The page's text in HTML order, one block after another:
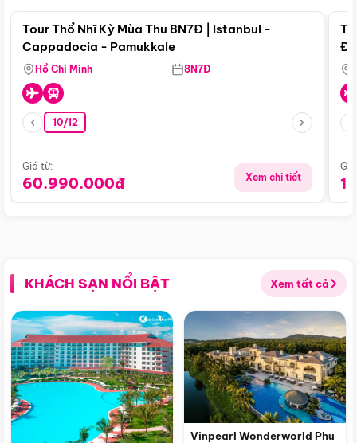
Tour Thổ Nhĩ Kỳ Mùa Thu 8N7Đ | Istanbul -
Cappadocia - Pamukkale
Hồ Chí Minh 8N7Đ
10/12
Giá từ:
60.990.000đ Xem chi tiết
KHÁCH SẠN NỔI BẬT Xem tất cả
Vinpearl Wonderworld Phu